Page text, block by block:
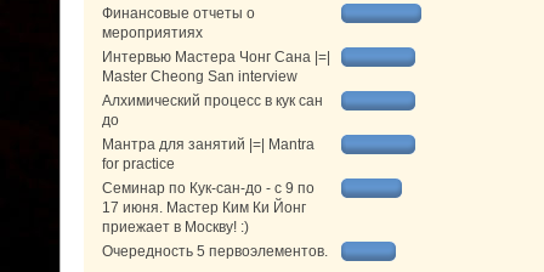
Финансовые отчеты о
мероприятиях
Интервью Мастера Чонг Сана |=|
Master Cheong San interview
Алхимический процесс в кук сан
до
Мантра для занятий |=| Mantra
for practice
Семинар по Кук-сан-до - с 9 по
17 июня. Мастер Ким Ки Йонг
приежает в Москву! :)
Очередность 5 первоэлементов.